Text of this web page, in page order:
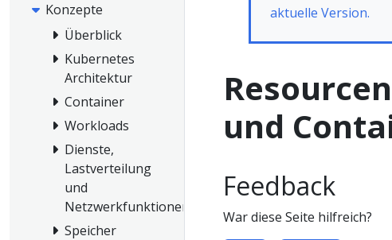
Konzepte
Überblick
Kubernetes
Architektur
Container
Workloads
Dienste,
Lastverteilung
und
Netzwerkfunktionen
Speicher
aktuelle Version.
und
Feedback
War diese Seite hilfreich?